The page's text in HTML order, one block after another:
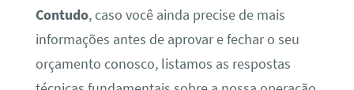
Contudo, caso você ainda precise de mais
informações antes de aprovar e fechar o seu
orçamento conosco, listamos as respostas